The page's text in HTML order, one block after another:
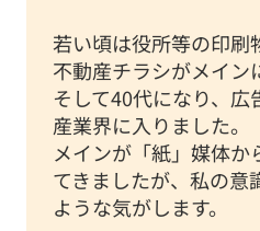
若い頃は役所等の印刷
不動産チラシがメイン
そして40代になり、
産業界に入りました。
メインが「紙」媒体か
てきましたが、私の意
ような気がします。